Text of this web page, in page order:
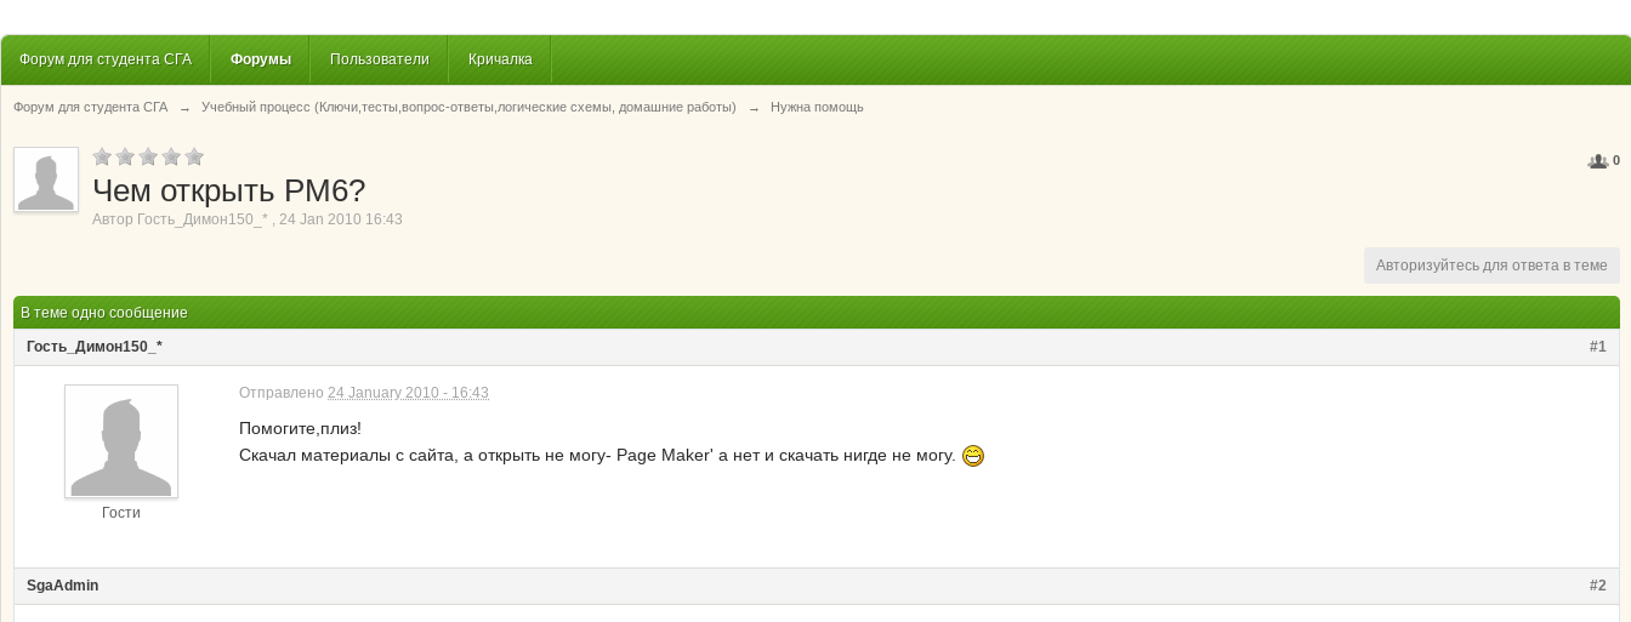
Форум для студента СГА Форумы Пользователи Кричалка
Форум для студента СГА → Учебный процесс (Ключи,тесты,вопрос-ответы,логические схемы, домашние работы) → Нужна помощь
0
Чем открыть PM6?
Автор Гость_Димон150_* , 24 Jan 2010 16:43
Авторизуйтесь для ответа в теме
В теме одно сообщение
#1
Гость_Димон150_*
Гости
Отправлено 24 January 2010 - 16:43
Помогите,плиз!
Скачал материалы с сайта, а открыть не могу- Page Maker' а нет и скачать нигде не могу.
#2
SgaAdmin